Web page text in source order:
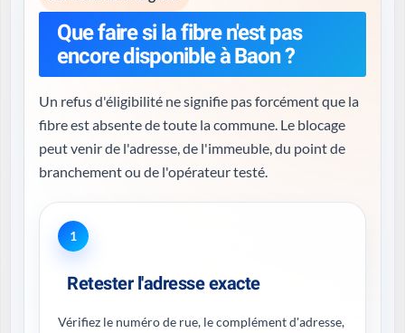
Que faire si la fibre n'est pas
encore disponible à Baon ?
Un refus d'éligibilité ne signifie pas forcément que la
fibre est absente de toute la commune. Le blocage
peut venir de l'adresse, de l'immeuble, du point de
branchement ou de l'opérateur testé.
1
Retester l'adresse exacte
Vérifiez le numéro de rue, le complément d'adresse,